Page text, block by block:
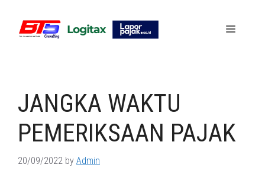
content
Menu
JANGKA WAKTU
PEMERIKSAAN PAJAK
20/09/2022 by Admin